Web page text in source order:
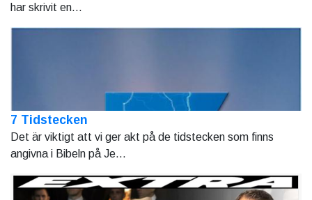
har skrivit en...
7 Tidstecken
Det är viktigt att vi ger akt på de tidstecken som finns
angivna i Bibeln på Je...